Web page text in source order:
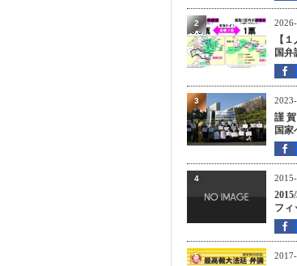
【
国弁
2
謹
国家
3
フィ
4
5